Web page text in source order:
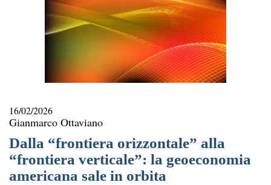
16/02/2026
Gianmarco Ottaviano
Dalla “frontiera orizzontale” alla
“frontiera verticale”: la geoeconomia
americana sale in orbita